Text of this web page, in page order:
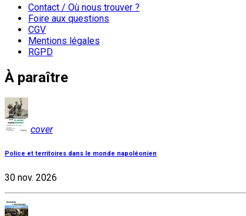
Contact / Où nous trouver ?
Foire aux questions
CGV
Mentions légales
RGPD
À paraître
cover
Police et territoires dans le monde napoléonien
30 nov. 2026